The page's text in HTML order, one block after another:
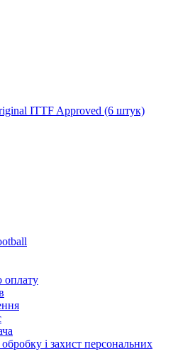
ITTF Approved (6 штук)
оплату
і захист персональних